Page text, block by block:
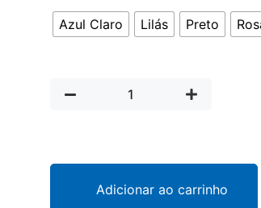
Azul Claro Lilás Preto
Adicionar ao carrinho